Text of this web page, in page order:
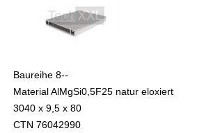
Baureihe 8--
Material AlMgSi0,5F25 natur eloxiert
3040 x 9,5 x 80
CTN 76042990